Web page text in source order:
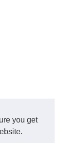
you get